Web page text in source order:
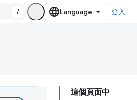
/ 登入
這個頁面中